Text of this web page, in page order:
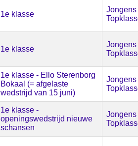
1e klasse
Jongens
1e klasse
Jongens
1e klasse - Ello Sterenborg
Bokaal (= afgelaste
wedstrijd van 15 juni)
Jongens
1e klasse -
openingswedstrijd nieuwe
schansen
Jongens